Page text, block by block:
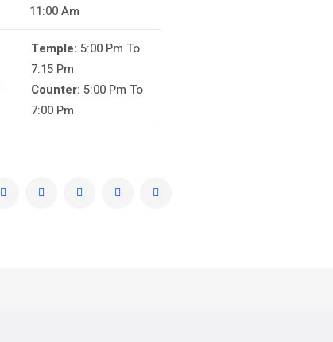
11:00 Am
Temple: 5:00 Pm To
7:15 Pm
Counter: 5:00 Pm To
7:00 Pm